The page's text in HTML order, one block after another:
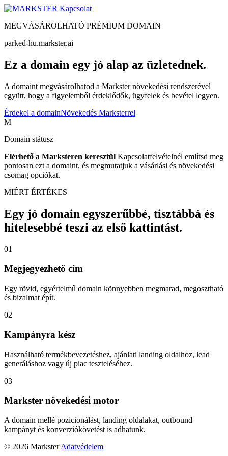
Kapcsolat
MEGVÁSÁROLHATÓ PRÉMIUM DOMAIN
parked-hu.markster.ai
Ez a domain egy jó alap az üzletednek.
A domaint megvásárolhatod a Markster növekedési rendszerével
együtt, hogy a figyelemből érdeklődők, ügyfelek és bevétel legyen.
Érdekel a domainNövekedés Marksterrel
M
Domain státusz
Elérhető a Marksteren keresztül Kapcsolatfelvételnél említsd meg
pontosan ezt a domaint, és megmutatjuk a vásárlási és növekedési
csomag opciókat.
MIÉRT ÉRTÉKES
Egy jó domain egyszerűbbé, tisztábbá és
hitelesebbé teszi az első kattintást.
01
Megjegyezhető cím
Egy rövid, egyértelmű domain könnyebben megmarad, megosztható
és bizalmat épít.
02
Kampányra kész
Használható termékbevezetéshez, ajánlati landing oldalhoz, lead
generáláshoz vagy új piac teszteléséhez.
03
Markster növekedési motor
A domain mellé pozicionálást, landing oldalakat, outbound
kampányt és konverziókövetést is adhatunk.
© 2026 Markster Adatvédelem